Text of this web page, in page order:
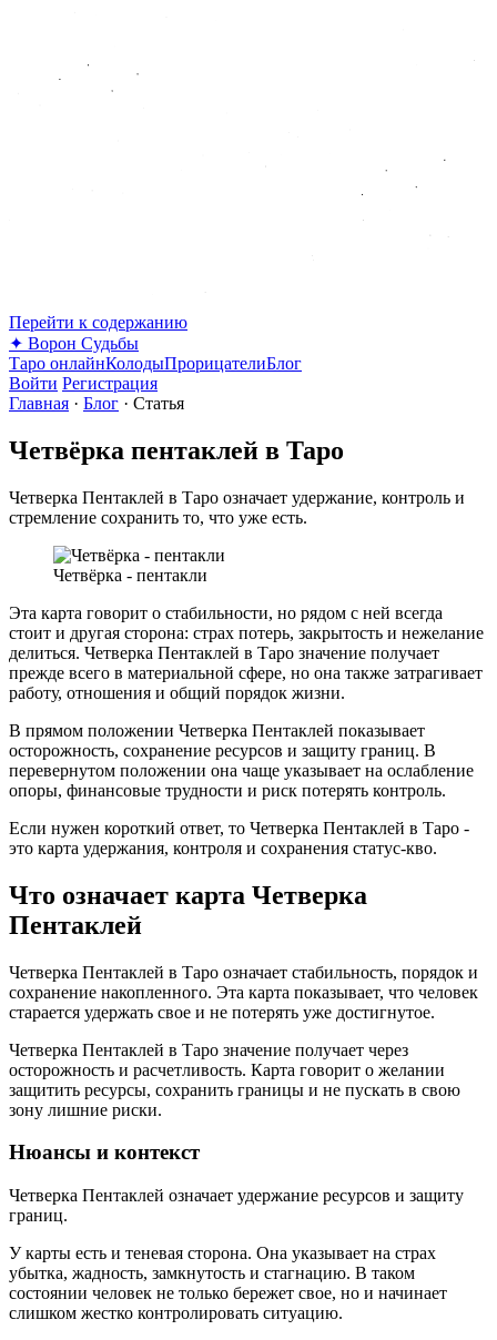
Перейти к содержанию
✦ Ворон Судьбы
Таро онлайнКолодыПрорицателиБлог
Войти Регистрация
Главная · Блог · Статья
Четвёрка пентаклей в Таро
Четверка Пентаклей в Таро означает удержание, контроль и
стремление сохранить то, что уже есть.
Четвёрка - пентакли
Эта карта говорит о стабильности, но рядом с ней всегда
стоит и другая сторона: страх потерь, закрытость и нежелание
делиться. Четверка Пентаклей в Таро значение получает
прежде всего в материальной сфере, но она также затрагивает
работу, отношения и общий порядок жизни.
В прямом положении Четверка Пентаклей показывает
осторожность, сохранение ресурсов и защиту границ. В
перевернутом положении она чаще указывает на ослабление
опоры, финансовые трудности и риск потерять контроль.
Если нужен короткий ответ, то Четверка Пентаклей в Таро -
это карта удержания, контроля и сохранения статус-кво.
Что означает карта Четверка
Пентаклей
Четверка Пентаклей в Таро означает стабильность, порядок и
сохранение накопленного. Эта карта показывает, что человек
старается удержать свое и не потерять уже достигнутое.
Четверка Пентаклей в Таро значение получает через
осторожность и расчетливость. Карта говорит о желании
защитить ресурсы, сохранить границы и не пускать в свою
зону лишние риски.
Нюансы и контекст
Четверка Пентаклей означает удержание ресурсов и защиту
границ.
У карты есть и теневая сторона. Она указывает на страх
убытка, жадность, замкнутость и стагнацию. В таком
состоянии человек не только бережет свое, но и начинает
слишком жестко контролировать ситуацию.